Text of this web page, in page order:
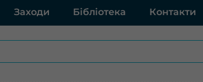
Заходи Бібліотека Контакти